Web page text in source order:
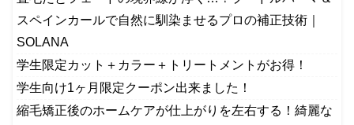
スペインカールで自然に馴染ませるプロの補正技術｜
SOLANA
学生限定カット＋カラー＋トリートメントがお得！
学生向け1ヶ月限定クーポン出来ました！
縮毛矯正後のホームケアが仕上がりを左右する！綺麗な